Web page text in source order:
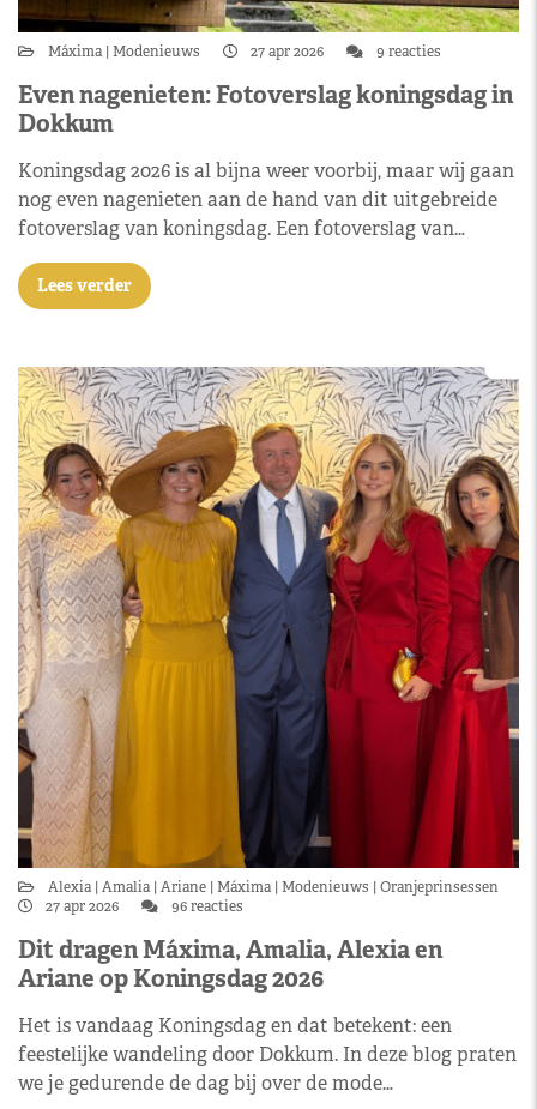
Máxima Modenieuws 27 apr 2026 9 reacties
Even nagenieten: Fotoverslag koningsdag in
Dokkum
Koningsdag 2026 is al bijna weer voorbij, maar wij gaan
nog even nagenieten aan de hand van dit uitgebreide
fotoverslag van koningsdag. Een fotoverslag van…
Lees verder
Alexia Amalia Ariane Máxima Modenieuws
Oranjeprinsessen
27 apr 2026
96 reacties
Dit dragen Máxima, Amalia, Alexia en
Ariane op Koningsdag 2026
Het is vandaag Koningsdag en dat betekent: een
feestelijke wandeling door Dokkum. In deze blog praten
we je gedurende de dag bij over de mode…